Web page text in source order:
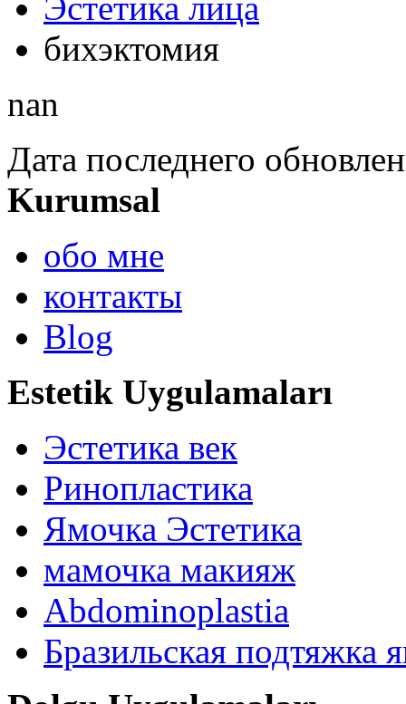
бихэктомия
nan
Дата последнего
Kurumsal
обо мне
контакты
Blog
Estetik Uygulamaları
Эстетика век
Ринопластика
Ямочка Эстетика
мамочка макияж
Abdominoplastia
Бразильская подтяжка